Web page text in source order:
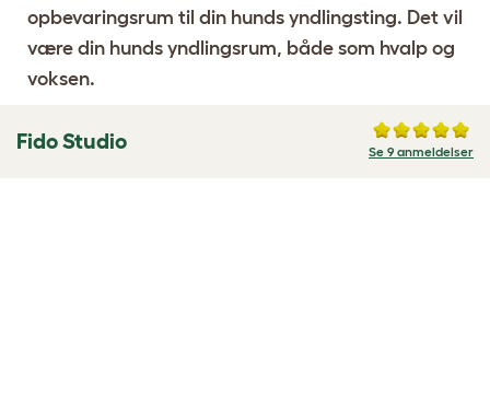
opbevaringsrum til din hunds yndlingsting. Det vil
være din hunds yndlingsrum, både som hvalp og
voksen.
Fido Studio Se 9 anmeldelser